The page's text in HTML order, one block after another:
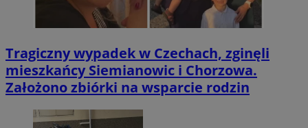
Tragiczny wypadek w Czechach, zginęli
mieszkańcy Siemianowic i Chorzowa.
Założono zbiórki na wsparcie rodzin